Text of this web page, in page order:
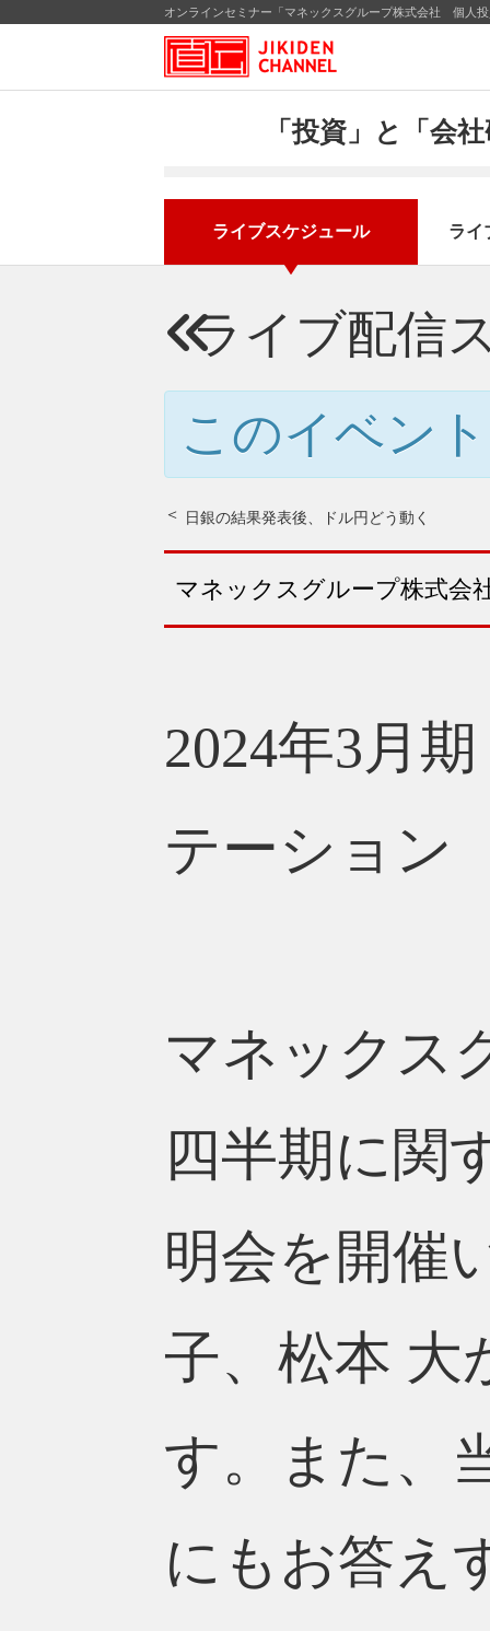
オンラインセミナー「マネックスグループ株式会社 個人
「投資」と「会
ライブスケジュール ライ
ライブ配信
このイベン
日銀の結果発表後、ドル円どう動く
マネックスグループ株式会
2024年3月
テーション
マネックス
四半期に関
明会を開催
子、松本 大
す。また、
にもお答え